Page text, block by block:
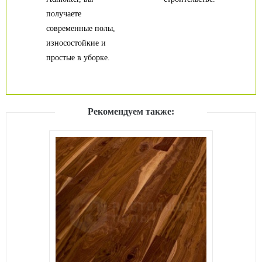
получаете
современные полы,
износостойкие и
простые в уборке.
Рекомендуем также: